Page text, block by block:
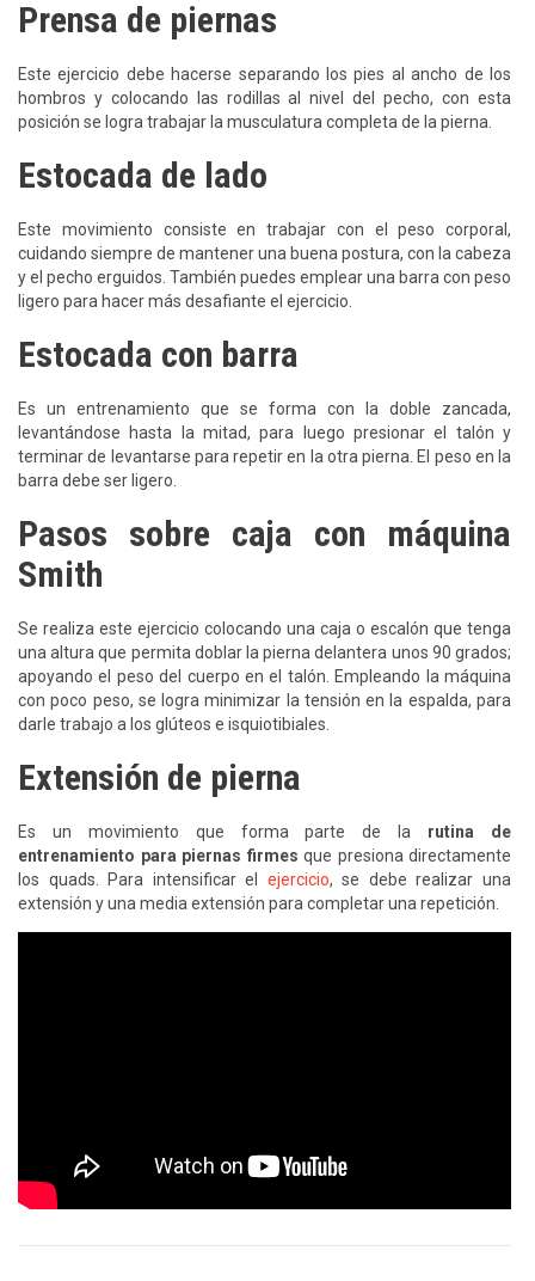
Prensa de piernas
Este ejercicio debe hacerse separando los pies al ancho de los
hombros y colocando las rodillas al nivel del pecho, con esta
posición se logra trabajar la musculatura completa de la pierna.
Estocada de lado
Este movimiento consiste en trabajar con el peso corporal,
cuidando siempre de mantener una buena postura, con la cabeza
y el pecho erguidos. También puedes emplear una barra con peso
ligero para hacer más desafiante el ejercicio.
Estocada con barra
Es un entrenamiento que se forma con la doble zancada,
levantándose hasta la mitad, para luego presionar el talón y
terminar de levantarse para repetir en la otra pierna. El peso en la
barra debe ser ligero.
Pasos sobre caja con máquina
Smith
Se realiza este ejercicio colocando una caja o escalón que tenga
una altura que permita doblar la pierna delantera unos 90 grados;
apoyando el peso del cuerpo en el talón. Empleando la máquina
con poco peso, se logra minimizar la tensión en la espalda, para
darle trabajo a los glúteos e isquiotibiales.
Extensión de pierna
Es un movimiento que forma parte de la rutina de
entrenamiento para piernas firmes que presiona directamente
los quads. Para intensificar el ejercicio, se debe realizar una
extensión y una media extensión para completar una repetición.